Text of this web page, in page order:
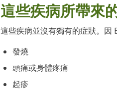
這些疾病所帶來
這些疾病並沒有獨有的症狀。因
發燒
頭痛或身體疼痛
起疹